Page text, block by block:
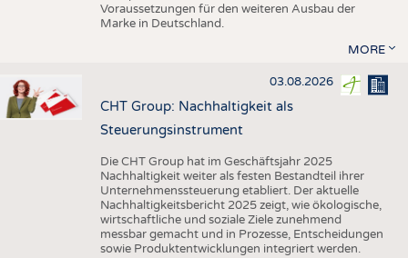
Voraussetzungen für den weiteren Ausbau der
Marke in Deutschland.
MORE
03.08.2026
CHT Group: Nachhaltigkeit als
Steuerungsinstrument
Die CHT Group hat im Geschäftsjahr 2025
Nachhaltigkeit weiter als festen Bestandteil ihrer
Unternehmenssteuerung etabliert. Der aktuelle
Nachhaltigkeitsbericht 2025 zeigt, wie ökologische,
wirtschaftliche und soziale Ziele zunehmend
messbar gemacht und in Prozesse, Entscheidungen
sowie Produktentwicklungen integriert werden.